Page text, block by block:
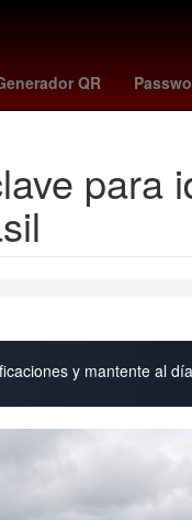
QR
Venezolanos Hong Kong
para
y mantente al